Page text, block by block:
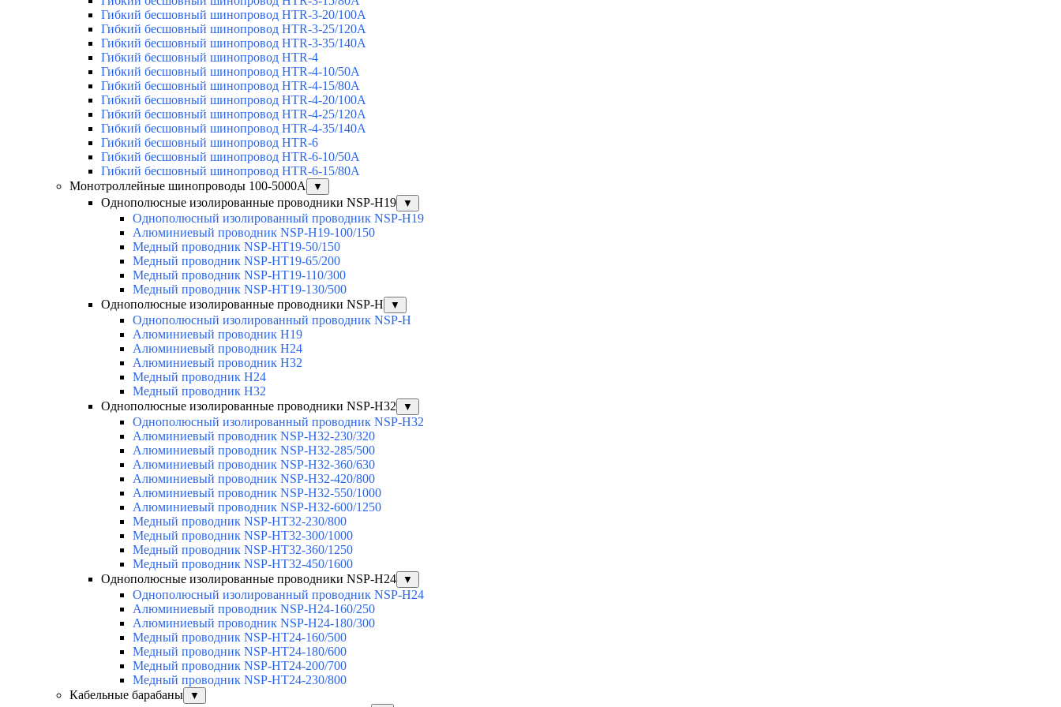
Гибкий бесшовный шинопровод HTR-3-20/100A
Гибкий бесшовный шинопровод HTR-3-25/120A
Гибкий бесшовный шинопровод HTR-3-35/140A
Гибкий бесшовный шинопровод HTR-4
Гибкий бесшовный шинопровод HTR-4-10/50A
Гибкий бесшовный шинопровод HTR-4-15/80A
Гибкий бесшовный шинопровод HTR-4-20/100A
Гибкий бесшовный шинопровод HTR-4-25/120A
Гибкий бесшовный шинопровод HTR-4-35/140A
Гибкий бесшовный шинопровод HTR-6
Гибкий бесшовный шинопровод HTR-6-10/50A
Гибкий бесшовный шинопровод HTR-6-15/80A
Монотроллейные шинопроводы 100-5000А
▼
Однополюсные изолированные проводники NSP-H19 ▼
Однополюсный изолированный проводник NSP-H19
Алюминиевый проводник NSP-H19-100/150
Медный проводник NSP-HT19-50/150
Медный проводник NSP-HT19-65/200
Медный проводник NSP-HT19-110/300
Медный проводник NSP-HT19-130/500
Однополюсные изолированные проводники NSP-H
▼
Однополюсный изолированный проводник NSP-H
Алюминиевый проводник H19
Алюминиевый проводник H24
Алюминиевый проводник H32
Медный проводник H24
Медный проводник H32
Однополюсные изолированные проводники NSP-H32
▼
Однополюсный изолированный проводник NSP-H32
Алюминиевый проводник NSP-H32-230/320
Алюминиевый проводник NSP-H32-285/500
Алюминиевый проводник NSP-H32-360/630
Алюминиевый проводник NSP-H32-420/800
Алюминиевый проводник NSP-H32-550/1000
Алюминиевый проводник NSP-H32-600/1250
Медный проводник NSP-HT32-230/800
Медный проводник NSP-HT32-300/1000
Медный проводник NSP-HT32-360/1250
Медный проводник NSP-HT32-450/1600
Однополюсные изолированные проводники NSP-H24
▼
Однополюсный изолированный проводник NSP-H24
Алюминиевый проводник NSP-H24-160/250
Алюминиевый проводник NSP-H24-180/300
Медный проводник NSP-HT24-160/500
Медный проводник NSP-HT24-180/600
Медный проводник NSP-HT24-200/700
Медный проводник NSP-HT24-230/800
Кабельные барабаны
▼